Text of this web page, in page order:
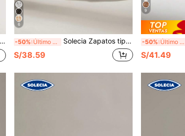
6
-50% Último día Solecia Zapatos tipo mules de mujer nuevos para verano, con encaje de gasa estilo hada, punta cerrada, hebilla ajustable, suela plana, diseño retro, finos y transpirables
S/38.59
9
-50% Último día
S/41.49